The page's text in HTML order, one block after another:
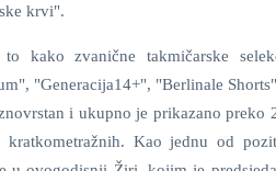
krvi".
kako zvanične takmičarske
"Generacija14+", "Berlinale
i ukupno je prikazano preko
Kao jednu od